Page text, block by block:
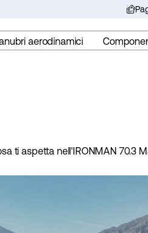
aerodinamici
ti aspetta nell'IRONMAN 70.3